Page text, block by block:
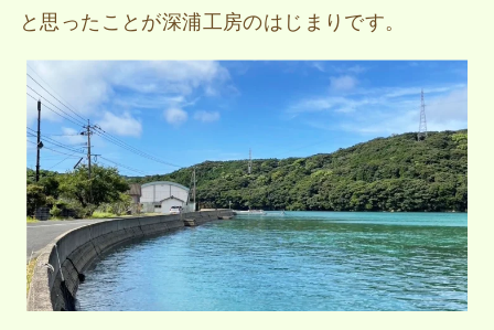
と思ったことが深浦工房のはじまりです。